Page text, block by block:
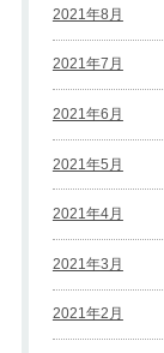
2021年8月
2021年7月
2021年6月
2021年5月
2021年4月
2021年3月
2021年2月